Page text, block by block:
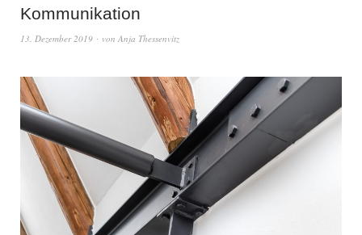
Kommunikation
13. Dezember 2019 von Anja Thessenvitz